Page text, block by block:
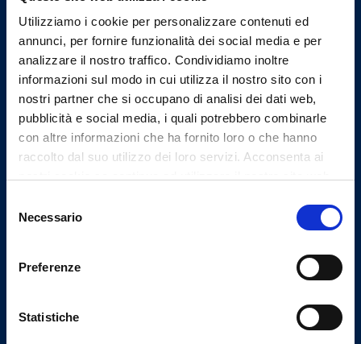
Utilizziamo i cookie per personalizzare contenuti ed
annunci, per fornire funzionalità dei social media e per
analizzare il nostro traffico. Condividiamo inoltre
informazioni sul modo in cui utilizza il nostro sito con i
nostri partner che si occupano di analisi dei dati web,
pubblicità e social media, i quali potrebbero combinarle
con altre informazioni che ha fornito loro o che hanno
raccolto dal suo utilizzo dei loro servizi. Acconsenta ai
delNecessario
Preferenze
Statistiche
Indirizzi email
Email Segreteria
omceosv@omceosv.it
Email Presidenza
presidente@omceosv.it
Email PEC
segreteria.omceosv@pec.it
Indirizzo